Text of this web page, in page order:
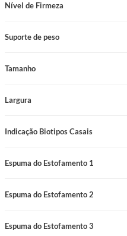
Sistema de Molejo: Prolastic
Nível de Firmeza: Firme
Manutenção: No turn
Garantia: 12 meses
Comprimento: 188 cm
Altura: 68 cm
Nível de Firmeza
Suporte de peso
Tamanho
Largura
Indicação Biotipos Casais
Espuma do Estofamento 1
Espuma do Estofamento 2
Espuma do Estofamento 3